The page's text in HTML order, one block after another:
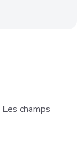
Les champs